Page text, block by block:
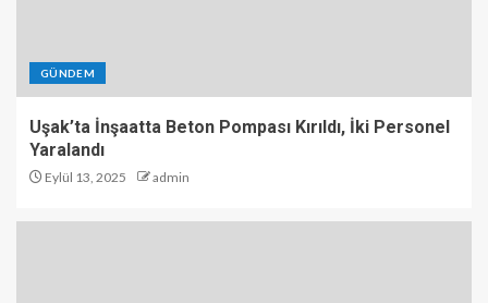
GÜNDEM
Uşak’ta İnşaatta Beton Pompası Kırıldı, İki Personel
Yaralandı
Eylül 13, 2025 admin